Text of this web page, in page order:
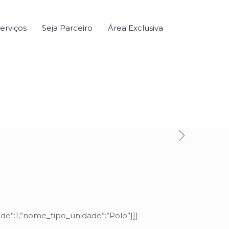
Seja Parceiro Área Exclusiva